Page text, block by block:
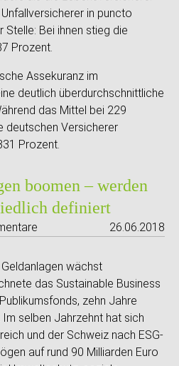
in puncto
Bei ihnen stieg die
Prozent.
Assekuranz im
deutlich überdurchschnittliche
das Mittel bei 229
deutschen Versicherer
Prozent.
boomen – werden
definiert
26.06.2018
wächst
das Sustainable Business
zehn Jahre
selben Jahrzehnt hat sich
und der Schweiz nach ESG-
auf rund 90 Milliarden Euro